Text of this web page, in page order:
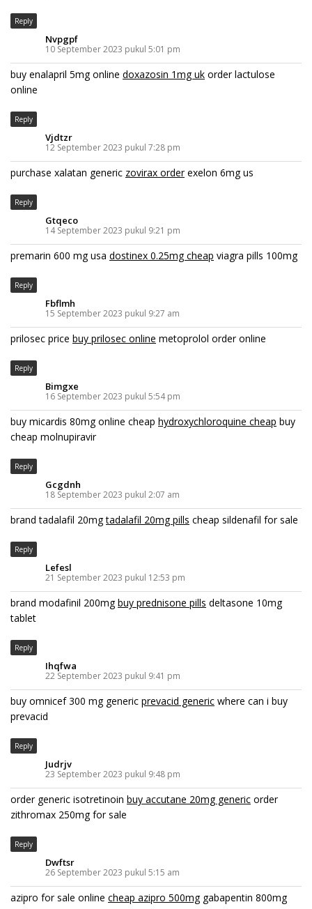
Reply
Nvpgpf
10 September 2023 pukul 5:01 pm
buy enalapril 5mg online doxazosin 1mg uk order lactulose
online
Reply
Vjdtzr
12 September 2023 pukul 7:28 pm
purchase xalatan generic zovirax orderexelon 6mg us
Reply
Gtqeco
14 September 2023 pukul 9:21 pm
premarin 600 mg usa dostinex 0.25mg cheap viagra pills 100mg
Reply
Fbflmh
15 September 2023 pukul 9:27 am
prilosec price buy prilosec online metoprolol order online
Reply
Bimgxe
16 September 2023 pukul 5:54 pm
buy micardis 80mg online cheap hydroxychloroquine cheap buy
cheap molnupiravir
Reply
Gcgdnh
18 September 2023 pukul 2:07 am
brand tadalafil 20mgtadalafil 20mg pills cheap sildenafil for sale
Reply
Lefesl
21 September 2023 pukul 12:53 pm
brand modafinil 200mgbuy prednisone pills deltasone 10mg
tablet
Reply
Ihqfwa
22 September 2023 pukul 9:41 pm
buy omnicef 300 mg generic prevacid generic where can i buy
prevacid
Reply
Judrjv
23 September 2023 pukul 9:48 pm
order generic isotretinoin buy accutane 20mg generic order
zithromax 250mg for sale
Reply
Dwftsr
26 September 2023 pukul 5:15 am
azipro for sale online cheap azipro 500mggabapentin 800mg